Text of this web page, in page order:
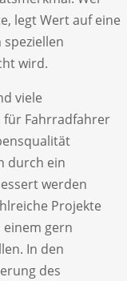
legt Wert auf eine
wird.
viele
für Fahrradfahrer
durch ein
werden
Projekte
einem gern
In den
des